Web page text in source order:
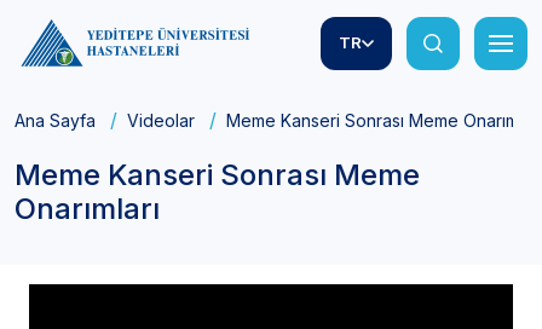
TR
Ana Sayfa Videolar Meme Kanseri Sonrası Meme Onarımları
Meme Kanseri Sonrası Meme
Onarımları